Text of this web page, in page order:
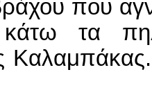
που
τα
Καλαμπάκας.